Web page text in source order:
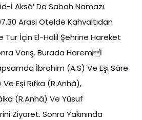
İ Aksâ’ Da Sabah Namazı.
Arası Otelde Kahvaltıdan
Tur İçin El-Halil Şehrine Hareket
Varış. Burada Haremİ
İbrahim (A.S) Ve Eşi Sâre
Eşi Rıfka (R.Anhâ),
(R.Anhâ) Ve Yûsuf
Ziyaret. Sonra Yakınında